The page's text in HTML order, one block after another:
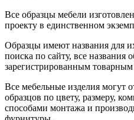
Все образцы мебели
проекту в единственном
Образцы имеют названия для
поиска по сайту, все названия
зарегистрированным товарным
Все мебельные изделия могут
образцов по цвету, размеру,
способами монтажа и